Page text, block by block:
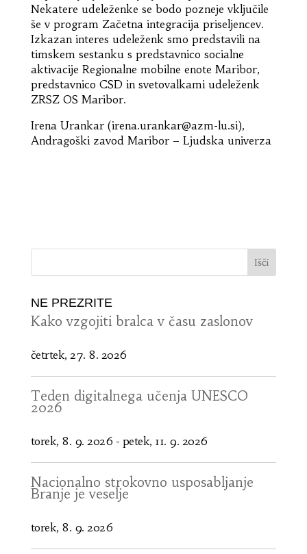
Nekatere udeleženke se bodo pozneje vključile
še v program Začetna integracija priseljencev.
Izkazan interes udeleženk smo predstavili na
timskem sestanku s predstavnico socialne
aktivacije Regionalne mobilne enote Maribor,
predstavnico CSD in svetovalkami udeleženk
ZRSZ OS Maribor.
Irena Urankar (irena.urankar@azm-lu.si),
Andragoški zavod Maribor – Ljudska univerza
NE PREZRITE
Kako vzgojiti bralca v času zaslonov
četrtek, 27. 8. 2026
Teden digitalnega učenja UNESCO
2026
torek, 8. 9. 2026 - petek, 11. 9. 2026
Nacionalno strokovno usposabljanje
Branje je veselje
torek, 8. 9. 2026